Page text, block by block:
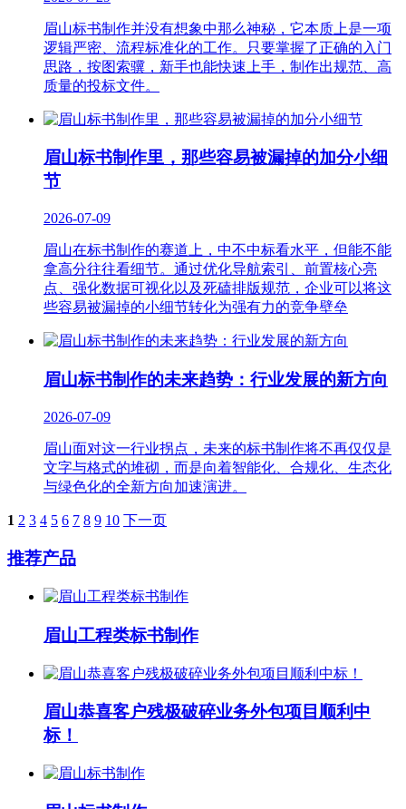
眉山标书制作并没有想象中那么神秘，它本质上是一项
逻辑严密、流程标准化的工作。只要掌握了正确的入门
思路，按图索骥，新手也能快速上手，制作出规范、高
质量的投标文件。
眉山标书制作里，那些容易被漏掉的加分小细
节
2026-07-09
眉山在标书制作的赛道上，中不中标看水平，但能不能
拿高分往往看细节。通过优化导航索引、前置核心亮
点、强化数据可视化以及死磕排版规范，企业可以将这
些容易被漏掉的小细节转化为强有力的竞争壁垒
眉山标书制作的未来趋势：行业发展的新方向
2026-07-09
眉山面对这一行业拐点，未来的标书制作将不再仅仅是
文字与格式的堆砌，而是向着智能化、合规化、生态化
与绿色化的全新方向加速演进。
1 2 3 4 5 6 7 8 9 10 下一页
推荐产品
眉山工程类标书制作
眉山恭喜客户残极破碎业务外包项目顺利中
标！